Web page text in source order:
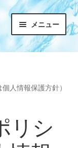
メニュー
人情報保護方針）
リシ